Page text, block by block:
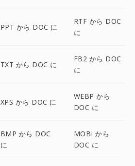
PPT から DOC に
RTF から DOC
に
TXT から DOC に
FB2 から DOC
に
XPS から DOC に
WEBP から
DOC に
BMP から DOC
に
MOBI から
DOC に